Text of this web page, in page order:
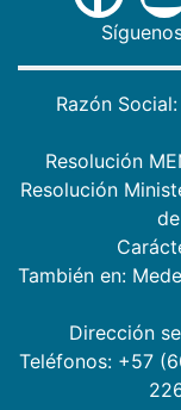
Razón
Resolución
Resolución
También en:
Dirección
Teléfonos: +57